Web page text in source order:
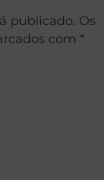
publicado. Os
com *